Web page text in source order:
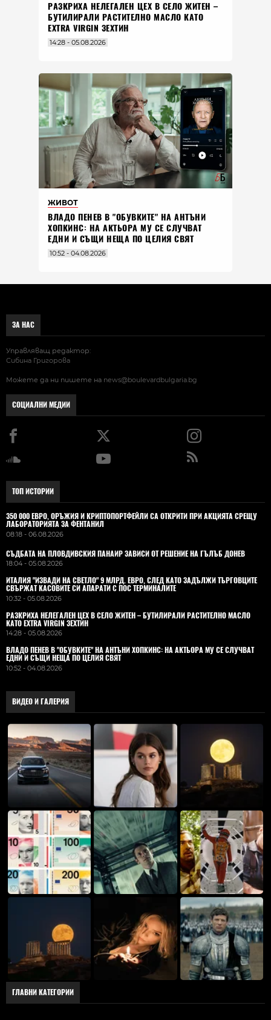
РАЗКРИХА НЕЛЕГАЛЕН ЦЕХ В СЕЛО ЖИТЕН –
БУТИЛИРАЛИ РАСТИТЕЛНО МАСЛО КАТО
EXTRA VIRGIN ЗЕХТИН
14:28 - 05.08.2026
ЖИВОТ
ВЛАДO ПЕНЕВ В "ОБУВКИТЕ" НА АНТЪНИ
ХОПКИНС: НА АКТЬОРА МУ СЕ СЛУЧВАТ
ЕДНИ И СЪЩИ НЕЩА ПО ЦЕЛИЯ СВЯТ
10:52 - 04.08.2026
ЗА НАС
Управляващ редактор:
Сибина Григорова
Можете да ни пишете на news@boulevardbulgaria.bg
СОЦИАЛНИ МЕДИИ
ТОП ИСТОРИИ
350 000 ЕВРО, ОРЪЖИЯ И КРИПТОПОРТФЕЙЛИ СА ОТКРИТИ ПРИ АКЦИЯТА СРЕЩУ
ЛАБОРАТОРИЯТА ЗА ФЕНТАНИЛ
08:18 - 06.08.2026
СЪДБАТА НА ПЛОВДИВСКИЯ ПАНАИР ЗАВИСИ ОТ РЕШЕНИЕ НА ГЪЛЪБ ДОНЕВ
18:04 - 05.08.2026
ИТАЛИЯ "ИЗВАДИ НА СВЕТЛО" 9 МЛРД. ЕВРО, СЛЕД КАТО ЗАДЪЛЖИ ТЪРГОВЦИТЕ
СВЪРЖАТ КАСОВИТЕ СИ АПАРАТИ С ПОС ТЕРМИНАЛИТЕ
10:32 - 05.08.2026
РАЗКРИХА НЕЛЕГАЛЕН ЦЕХ В СЕЛО ЖИТЕН – БУТИЛИРАЛИ РАСТИТЕЛНО МАСЛО
КАТО EXTRA VIRGIN ЗЕХТИН
14:28 - 05.08.2026
ВЛАДO ПЕНЕВ В "ОБУВКИТЕ" НА АНТЪНИ ХОПКИНС: НА АКТЬОРА МУ СЕ СЛУЧВАТ
ЕДНИ И СЪЩИ НЕЩА ПО ЦЕЛИЯ СВЯТ
10:52 - 04.08.2026
ВИДЕО И ГАЛЕРИЯ
ГЛАВНИ КАТЕГОРИИ